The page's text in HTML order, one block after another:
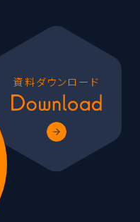
資料ダウンロード